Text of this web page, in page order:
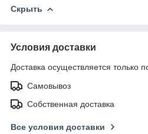
Скрыть
Условия доставки
Доставка осуществляется только
Самовывоз
Собственная доставка
Все условия доставки